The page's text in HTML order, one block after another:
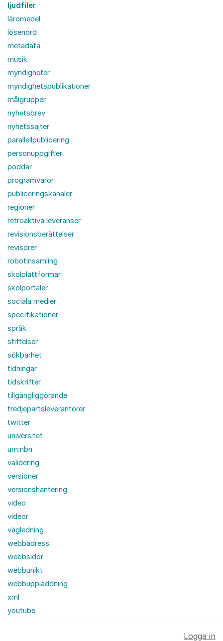
ljudfiler
läromedel
lösenord
metadata
musik
myndigheter
myndighetspublikationer
målgrupper
nyhetsbrev
nyhetssajter
parallellpublicering
personuppgifter
poddar
programvaror
publiceringskanaler
regioner
retroaktiva leveranser
revisionsberättelser
revisorer
robotinsamling
skolplattformar
skolportaler
sociala medier
specifikationer
språk
stiftelser
sökbarhet
tidningar
tidskrifter
tillgängliggörande
tredjepartsleverantörer
twitter
universitet
urn:nbn
validering
versioner
versionshantering
video
videor
vägledning
webbadress
webbsidor
webbunikt
webbuppladdning
xml
youtube
Logga in